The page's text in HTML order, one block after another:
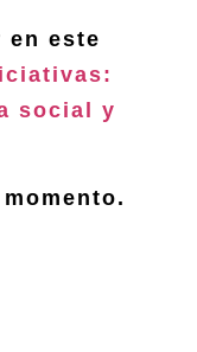
en este
social y